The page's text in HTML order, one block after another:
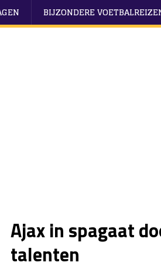
BIJZONDERE
Ajax in spagaat
talenten